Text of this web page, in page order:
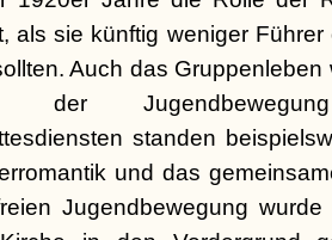
als sie künftig weniger
Auch das
der
standen
und das
Jugendbewegung